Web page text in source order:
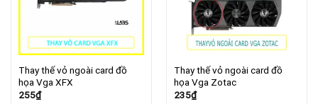
Thay thế vỏ ngoài card đồ
họa Vga XFX
255₫
Thay thế vỏ ngoài card đồ
họa Vga Zotac
235₫